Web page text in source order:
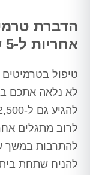
הדברת
אחריות ל-5 שנים
טיפול בטרמיטים
לא נלאה אתכם
לרוב מתגלים
להתרבות במשך
להניח שתחת